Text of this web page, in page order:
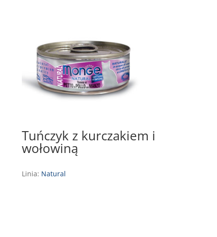
Tuńczyk z kurczakiem i
wołowiną
Linia: Natural